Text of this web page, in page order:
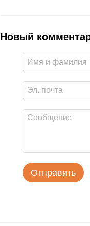
Новый
Отправить